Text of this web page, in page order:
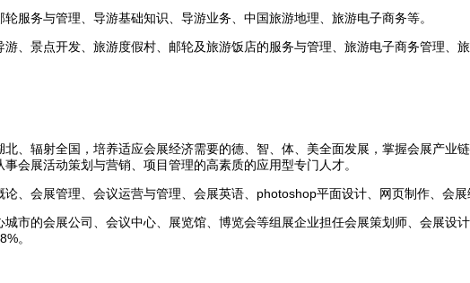
服务与管理、导游基础知识、导游业务、中国旅游地理、旅游电子商务等。
、景点开发、旅游度假村、邮轮及旅游饭店的服务与管理、旅游电子商务管理、
、辐射全国，培养适应会展经济需要的德、智、体、美全面发展，掌握会展产业
会展活动策划与营销、项目管理的高素质的应用型专门人才。
、会展管理、会议运营与管理、会展英语、photoshop平面设计、网页制作、会展
市的会展公司、会议中心、展览馆、博览会等组展企业担任会展策划师、会展设
。